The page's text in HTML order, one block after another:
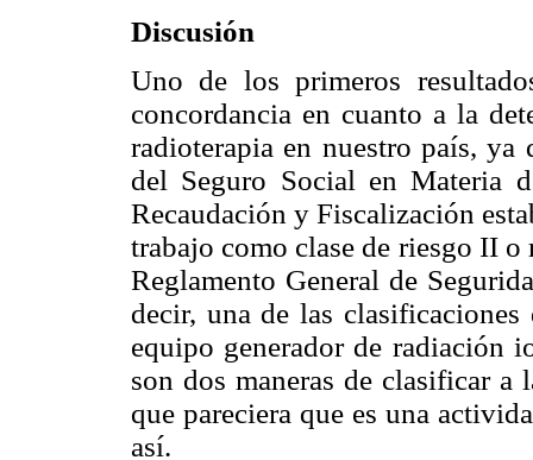
Discusión
Uno de los primeros
concordancia en cuanto a la
radioterapia en nuestro país,
del Seguro Social en Materia
Recaudación y Fiscalización
trabajo como clase de riesgo II
Reglamento General de
decir, una de las
equipo generador de radiación
son dos maneras de clasificar a
que pareciera que es una
así.